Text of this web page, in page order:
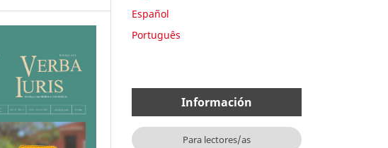
Español
Português
Información
Para lectores/as